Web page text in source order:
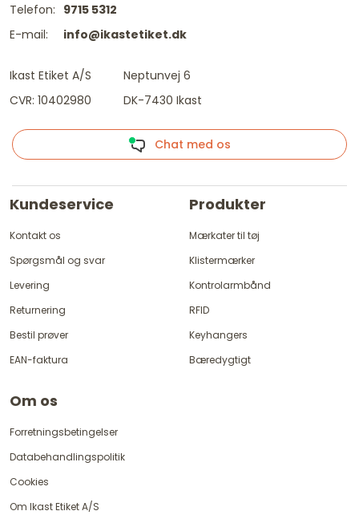
Telefon:
E-mail:
9715 5312
info@ikastetiket.dk
Ikast Etiket A/S
CVR: 10402980
Neptunvej 6
DK-7430 Ikast
Chat med os
Kundeservice
Kontakt os
Spørgsmål og svar
Levering
Returnering
Bestil prøver
EAN-faktura
Produkter
Mærkater til tøj
Klistermærker
Kontrolarmbånd
RFID
Keyhangers
Bæredygtigt
Om os
Forretningsbetingelser
Databehandlingspolitik
Cookies
Om Ikast Etiket A/S